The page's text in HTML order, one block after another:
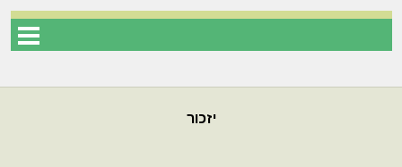
יזכור